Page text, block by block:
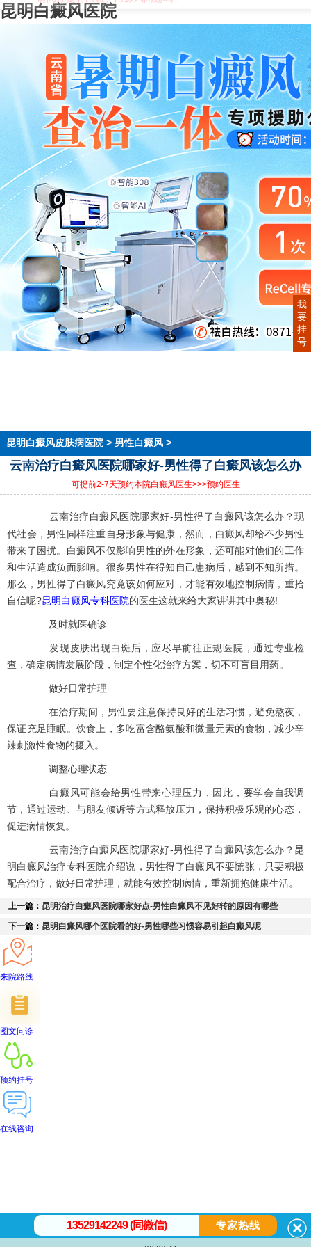
昆明白癜风医院
昆明白癜风皮肤病医院> 男性白癜风>
云南治疗白癜风医院哪家好-男性得了白癜风该怎么办
可提前2-7天预约本院白癜风医生>>>预约医生
云南治疗白癜风医院哪家好-男性得了白癜风该怎么办？现
代社会，男性同样注重自身形象与健康，然而，白癜风却给不少男性
带来了困扰。白癜风不仅影响男性的外在形象，还可能对他们的工作
和生活造成负面影响。很多男性在得知自己患病后，感到不知所措。
那么，男性得了白癜风究竟该如何应对，才能有效地控制病情，重拾
自信呢?昆明白癜风专科医院的医生这就来给大家讲讲其中奥秘!
及时就医确诊
发现皮肤出现白斑后，应尽早前往正规医院，通过专业检
查，确定病情发展阶段，制定个性化治疗方案，切不可盲目用药。
做好日常护理
在治疗期间，男性要注意保持良好的生活习惯，避免熬夜，
保证充足睡眠。饮食上，多吃富含酪氨酸和微量元素的食物，减少辛
辣刺激性食物的摄入。
调整心理状态
白癜风可能会给男性带来心理压力，因此，要学会自我调
节，通过运动、与朋友倾诉等方式释放压力，保持积极乐观的心态，
促进病情恢复。
云南治疗白癜风医院哪家好-男性得了白癜风该怎么办？昆
明白癜风治疗专科医院介绍说，男性得了白癜风不要慌张，只要积极
配合治疗，做好日常护理，就能有效控制病情，重新拥抱健康生活。
上一篇： 昆明治疗白癜风医院哪家好点-男性白癜风不见好转的原因有哪些
下一篇： 昆明白癜风哪个医院看的好-男性哪些习惯容易引起白癜风呢
来院路线
图文问诊
预约挂号
在线咨询
13529142249 (同微信) 专家热线
我
要
挂
号